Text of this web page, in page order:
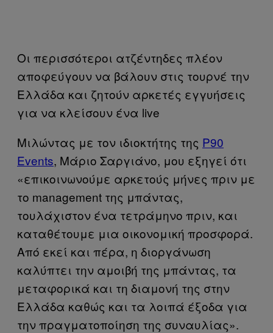
Οι περισσότεροι ατζέντηδες πλέον
αποφεύγουν να βάλουν στις τουρνέ την
Ελλάδα και ζητούν αρκετές εγγυήσεις
για να κλείσουν ένα live
Μιλώντας με τον ιδιοκτήτης της P90
Events, Μάριο Σαργιάνο, μου εξηγεί ότι
«επικοινωνούμε αρκετούς μήνες πριν με
το management της μπάντας,
τουλάχιστον ένα τετράμηνο πριν, και
καταθέτουμε μια οικονομική προσφορά.
Από εκεί και πέρα, η διοργάνωση
καλύπτει την αμοιβή της μπάντας, τα
μεταφορικά και τη διαμονή της στην
Ελλάδα καθώς και τα λοιπά έξοδα για
την πραγματοποίηση της συναυλίας».